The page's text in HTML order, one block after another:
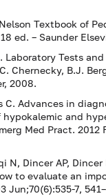
Textbook of
ed. – Saunder
Laboratory Tests
Chernecky, В.J.
2008.
C. Advances in
hypokalemic and
Med Pract. 2012
N, Dincer AP, Dincer
to evaluate an
Jun;70(6):535-7,